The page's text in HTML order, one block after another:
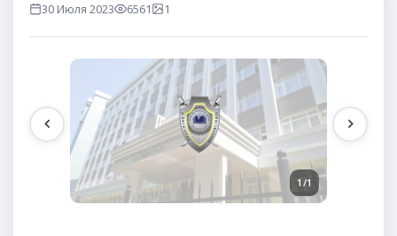
30 Июля 2023 6561
marta ko'rilgan
1
1/1